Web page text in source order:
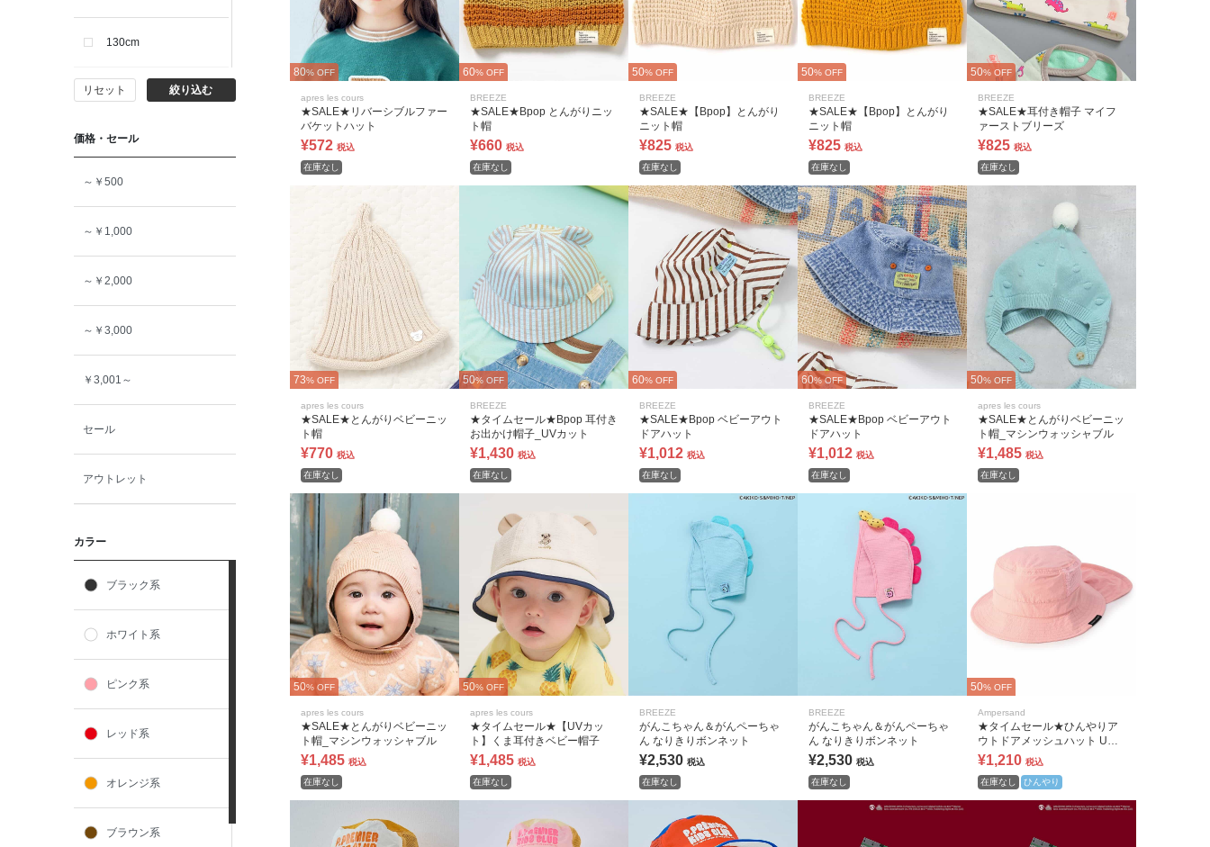
130cm
140cm
150cm
リセット 絞り込む
価格・セール
～￥500
～￥1,000
～￥2,000
～￥3,000
￥3,001～
セール
アウトレット
カラー
ブラック系
ホワイト系
ピンク系
レッド系
オレンジ系
ブラウン系
80% OFF
apres les cours
★SALE★リバーシブルファー
バケットハット
¥572 税込
在庫なし
60% OFF
BREEZE
★SALE★Bpop とんがりニッ
ト帽
¥660 税込
在庫なし
50% OFF
BREEZE
★SALE★【Bpop】とんがり
ニット帽
¥825 税込
在庫なし
50% OFF
BREEZE
★SALE★【Bpop】とんがり
ニット帽
¥825 税込
在庫なし
50% OFF
BREEZE
★SALE★耳付き帽子 マイフ
ァーストブリーズ
¥825 税込
在庫なし
73% OFF
apres les cours
★SALE★とんがりベビーニッ
ト帽
¥770 税込
在庫なし
50% OFF
BREEZE
★タイムセール★Bpop 耳付き
お出かけ帽子_UVカット
¥1,430 税込
在庫なし
60% OFF
BREEZE
★SALE★Bpop ベビーアウト
ドアハット
¥1,012 税込
在庫なし
60% OFF
BREEZE
★SALE★Bpop ベビーアウト
ドアハット
¥1,012 税込
在庫なし
50% OFF
apres les cours
★SALE★とんがりベビーニッ
ト帽_マシンウォッシャブル
¥1,485 税込
在庫なし
50% OFF
apres les cours
★SALE★とんがりベビーニッ
ト帽_マシンウォッシャブル
¥1,485 税込
在庫なし
50% OFF
apres les cours
★タイムセール★【UVカッ
ト】くま耳付きベビー帽子
¥1,485 税込
在庫なし
BREEZE
がんこちゃん＆がんペーちゃ
ん なりきりボンネット
¥2,530 税込
在庫なし
BREEZE
がんこちゃん＆がんペーちゃ
ん なりきりボンネット
¥2,530 税込
在庫なし
50% OFF
Ampersand
★タイムセール★ひんやりア
ウトドアメッシュハット UVカ
ット 接触冷感
¥1,210 税込
在庫なし
ひんやり